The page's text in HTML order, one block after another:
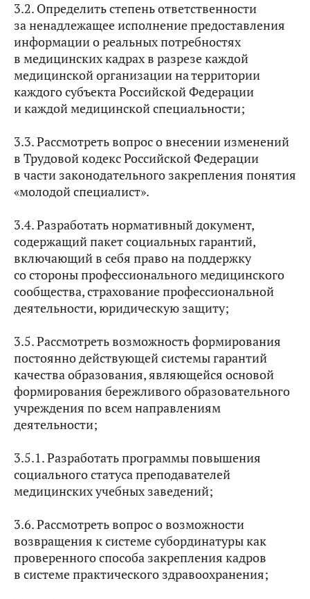
3.2. Определить степень ответственности
за ненадлежащее исполнение предоставления
информации о реальных потребностях
в медицинских кадрах в разрезе каждой
медицинской организации на территории
каждого субъекта Российской Федерации
и каждой медицинской специальности;
3.3. Рассмотреть вопрос о внесении изменений
в Трудовой кодекс Российской Федерации
в части законодательного закрепления понятия
«молодой специалист».
3.4. Разработать нормативный документ,
содержащий пакет социальных гарантий,
включающий в себя право на поддержку
со стороны профессионального медицинского
сообщества, страхование профессиональной
деятельности, юридическую защиту;
3.5. Рассмотреть возможность формирования
постоянно действующей системы гарантий
качества образования, являющейся основой
формирования бережливого образовательного
учреждения по всем направлениям
деятельности;
3.5.1. Разработать программы повышения
социального статуса преподавателей
медицинских учебных заведений;
3.6. Рассмотреть вопрос о возможности
возвращения к системе субординатуры как
проверенного способа закрепления кадров
в системе практического здравоохранения;